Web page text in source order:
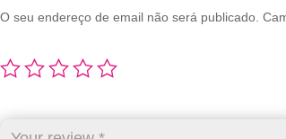
O seu endereço de email não será publicado.